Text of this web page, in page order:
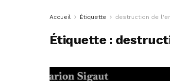
Accueil Étiquette destruction de
Étiquette :